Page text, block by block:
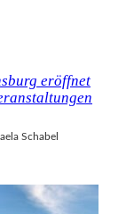
eröffnet
Schabel